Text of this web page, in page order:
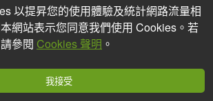
以提昇您的使用體驗及統計網路流量相
網站表示您同意我們使用 Cookies。若
參閱 Cookies 聲明 。
我接受